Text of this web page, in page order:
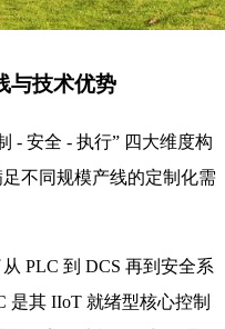
与技术优势
- 安全 - 执行” 四大维度构
不同规模产线的定制化需
PLC 到 DCS 再到安全系
是其 IIoT 就绪型核心控制